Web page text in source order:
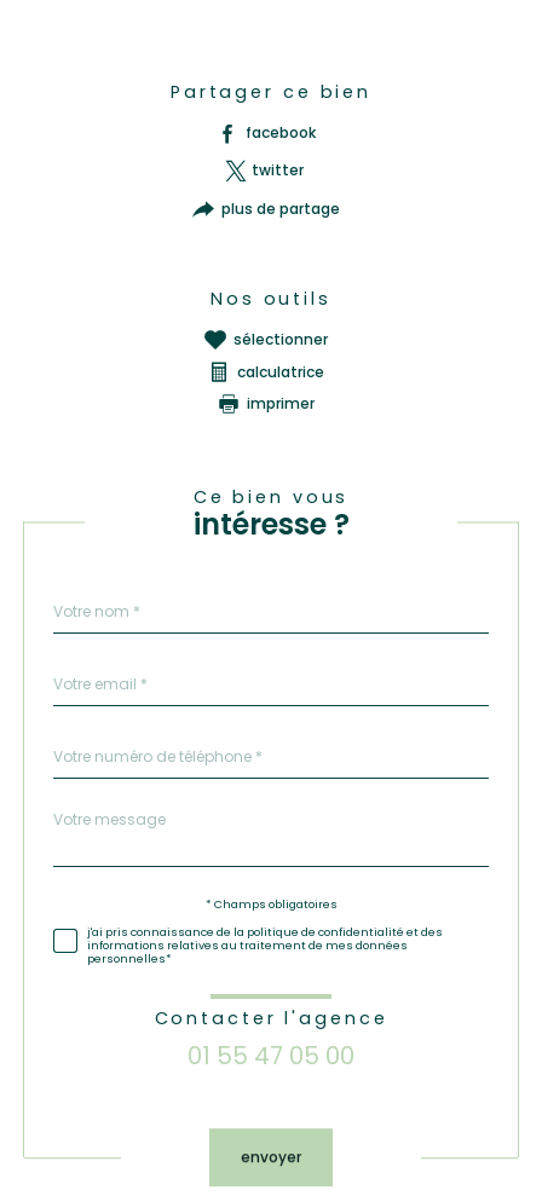
Partager ce bien
facebook
twitter
plus de partage
Nos outils
sélectionner
calculatrice
imprimer
Ce bien vous
intéresse ?
par
*
*
*
Fieldset
Message
*
* Champs obligatoires
j'ai pris connaissance de la politique de confidentialité et des
informations relatives au traitement de mes données
personnelles*
Contacter l'agence
01 55 47 05 00
envoyer